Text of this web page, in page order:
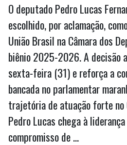
O deputado Pedro Lucas
escolhido, por aclamação,
União Brasil na Câmara dos
biênio 2025-2026. A decisão
sexta-feira (31) e reforça a
bancada no parlamentar
trajetória de atuação forte no
Pedro Lucas chega à
compromisso de …